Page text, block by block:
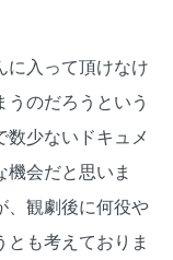
に入って頂けなけ
のだろうという
少ないドキュメ
会だと思いま
、観劇後に何役や
も考えておりま